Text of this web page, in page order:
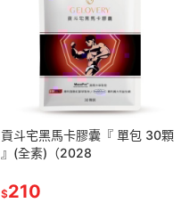
貢斗宅黑馬卡膠囊『 單包 30顆
』(全素)（2028
$210